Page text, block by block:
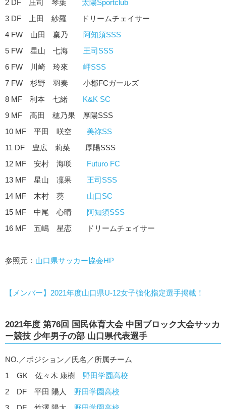
2 DF 庄司 琴葉 太陽Sportclub
3 DF 上田 紗羅 ドリームチェイサー
4 FW 山田 稟乃 阿知須SSS
5 FW 星山 七海 王司SSS
6 FW 川崎 玲來 岬SSS
7 FW 杉野 羽奏 小郡FCガールズ
8 MF 利本 七緒 K&K SC
9 MF 高田 穂乃果 厚陽SSS
10 MF 平田 咲空 美祢SS
11 DF 豊広 莉菜 厚陽SSS
12 MF 安村 海咲 Futuro FC
13 MF 星山 凜果 王司SSS
14 MF 木村 葵 山口SC
15 MF 中尾 心晴 阿知須SSS
16 MF 五嶋 星恋 ドリームチェイサー
参照元： 山口県サッカー協会HP
【メンバー】2021年度山口県U-12女子強化指定選手掲載！
2021年度 第76回 国民体育大会 中国ブロック大会サッカ
ー競技 少年男子の部 山口県代表選手
NO.／ポジション／氏名／所属チーム
1 GK 佐々木 康樹 野田学園高校
2 DF 平田 陽人 野田学園高校